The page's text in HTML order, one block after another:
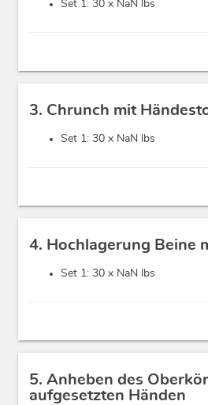
Set 1: 30 x NaN lbs
3. Chrunch mit
Set 1: 30 x NaN lbs
4. Hochlagerung Beine
Set 1: 30 x NaN lbs
5. Anheben des
aufgesetzten Händen